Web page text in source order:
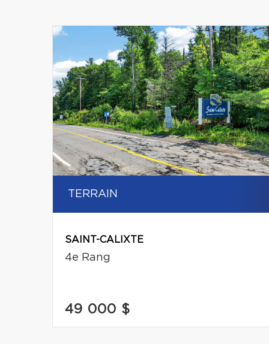
TERRAIN
SAINT-CALIXTE
4e Rang
49 000 $